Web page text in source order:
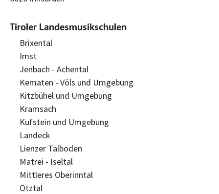
Tiroler Landesmusikschulen
Brixental
Imst
Jenbach - Achental
Kematen - Völs und Umgebung
Kitzbühel und Umgebung
Kramsach
Kufstein und Umgebung
Landeck
Lienzer Talboden
Matrei - Iseltal
Mittleres Oberinntal
Ötztal